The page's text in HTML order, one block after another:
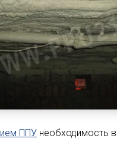
ППУ необходимость